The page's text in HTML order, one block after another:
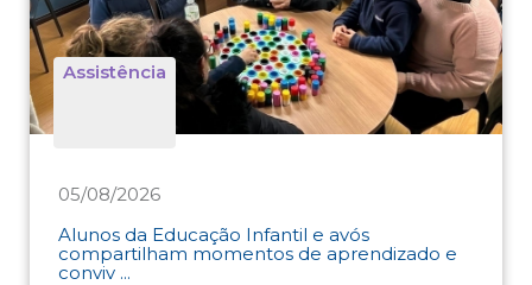
Assistência
05/08/2026
Alunos da Educação Infantil e avós
compartilham momentos de aprendizado e
conviv ...